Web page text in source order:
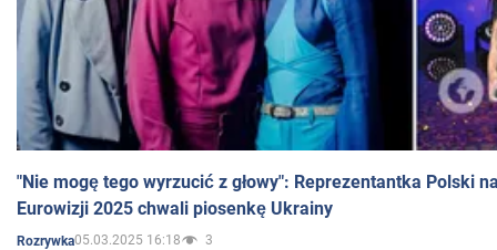
"Nie mogę tego wyrzucić z głowy": Reprezentantka Polski
Eurowizji 2025 chwali piosenkę Ukrainy
Rozrywka05.03.2025 16:18 3